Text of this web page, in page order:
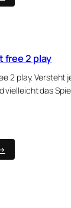
WoW
Gesetzlosen
leveln
free 2 play
2 play. Versteht
vielleicht das
Eve
2